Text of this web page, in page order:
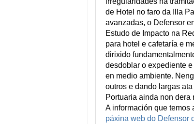
de Hotel no faro da Illa
avanzadas, o Defensor
Estudo de Impacto na
para hotel e cafetaría e
dirixido
desdoblar o expediente
en medio ambiente.
outros e dando largas
Portuaria ainda non dera
A información que temos
páxina web do Defensor